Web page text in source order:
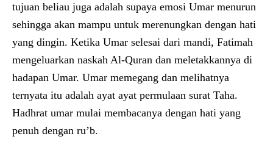
tujuan beliau juga adalah supaya emosi Umar menurun
sehingga akan mampu untuk merenungkan dengan hati
yang dingin. Ketika Umar selesai dari mandi, Fatimah
mengeluarkan naskah Al-Quran dan meletakkannya di
hadapan Umar. Umar memegang dan melihatnya
ternyata itu adalah ayat ayat permulaan surat Taha.
Hadhrat umar mulai membacanya dengan hati yang
penuh dengan ru’b.